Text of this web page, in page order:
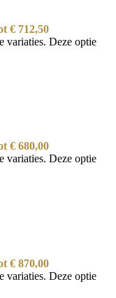
€ 712,50
variaties. Deze optie
€ 680,00
variaties. Deze optie
€ 870,00
variaties. Deze optie